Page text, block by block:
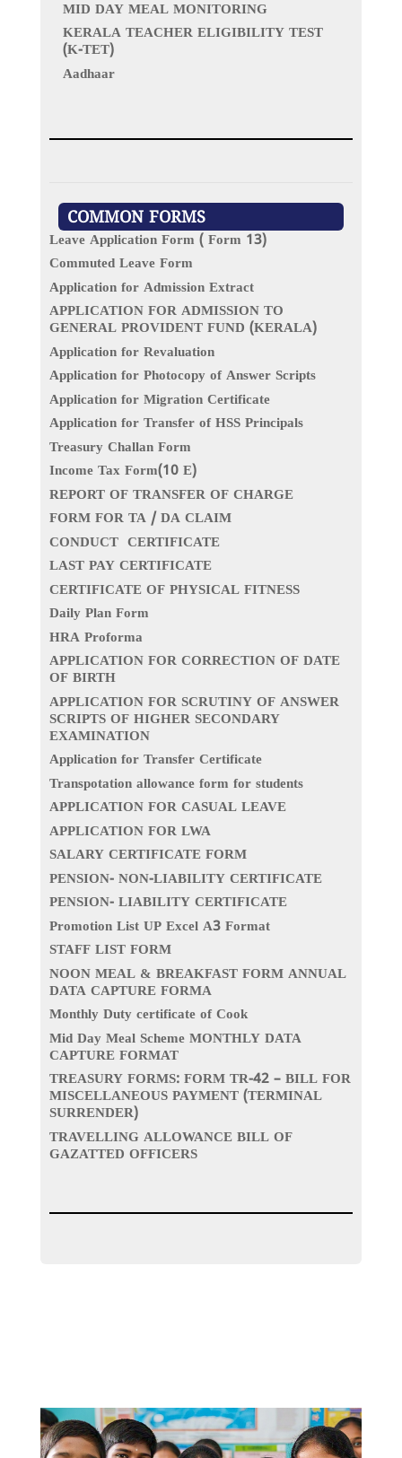
MID DAY MEAL MONITORING
KERALA TEACHER ELIGIBILITY TEST
(K-TET)
Aadhaar
COMMON FORMS
Leave Application Form ( Form 13)
Commuted Leave Form
Application for Admission Extract
APPLICATION FOR ADMISSION TO
GENERAL PROVIDENT FUND (KERALA)
Application for Revaluation
Application for Photocopy of Answer Scripts
Application for Migration Certificate
Application for Transfer of HSS Principals
Treasury Challan Form
Income Tax Form(10 E)
REPORT OF TRANSFER OF CHARGE
FORM FOR TA / DA CLAIM
CONDUCT CERTIFICATE
LAST PAY CERTIFICATE
CERTIFICATE OF PHYSICAL FITNESS
Daily Plan Form
HRA Proforma
APPLICATION FOR CORRECTION OF DATE
OF BIRTH
APPLICATION FOR SCRUTINY OF ANSWER
SCRIPTS OF HIGHER SECONDARY
EXAMINATION
Application for Transfer Certificate
Transpotation allowance form for students
APPLICATION FOR CASUAL LEAVE
APPLICATION FOR LWA
SALARY CERTIFICATE FORM
PENSION- NON-LIABILITY CERTIFICATE
PENSION- LIABILITY CERTIFICATE
Promotion List UP Excel A3 Format
STAFF LIST FORM
NOON MEAL & BREAKFAST FORM ANNUAL
DATA CAPTURE FORMA
Monthly Duty certificate of Cook
Mid Day Meal Scheme MONTHLY DATA
CAPTURE FORMAT
TREASURY FORMS: FORM TR-42 – BILL FOR
MISCELLANEOUS PAYMENT (TERMINAL
SURRENDER)
TRAVELLING ALLOWANCE BILL OF
GAZATTED OFFICERS